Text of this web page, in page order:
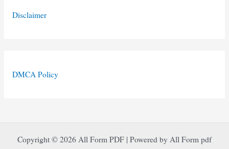
Disclaimer
DMCA Policy
Copyright © 2026 All Form PDF | Powered by All Form pdf